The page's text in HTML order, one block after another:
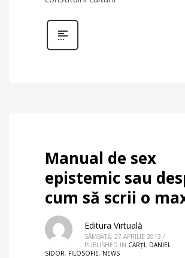
Manual de sex
epistemic sau
cum să scrii o
Editura Virtuală
SÂMBĂTĂ, 27 APRILIE 2013 /
PUBLISHED IN CĂRȚI, DANIEL
SIDOR, FILOSOFIE, NEWS